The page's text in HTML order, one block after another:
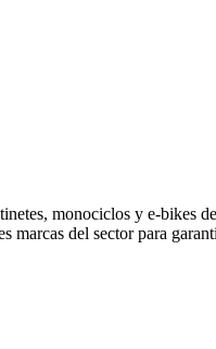
monociclos y e-bikes
marcas del sector para